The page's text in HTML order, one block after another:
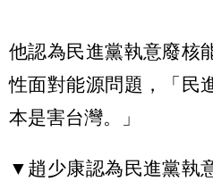
他認為民進黨執意廢核
性面對能源問題，「民
本是害台灣。」
▼趙少康認為民進黨執